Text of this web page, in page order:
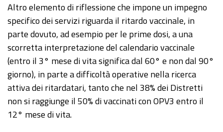
Altro elemento di riflessione che impone un impegno
specifico dei servizi riguarda il ritardo vaccinale, in
parte dovuto, ad esempio per le prime dosi, a una
scorretta interpretazione del calendario vaccinale
(entro il 3° mese di vita significa dal 60° e non dal 90°
giorno), in parte a difficoltà operative nella ricerca
attiva dei ritardatari, tanto che nel 38% dei Distretti
non si raggiunge il 50% di vaccinati con OPV3 entro il
12° mese di vita.